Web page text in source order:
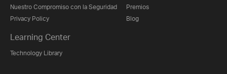
Nuestro Compromiso con la Seguridad
Privacy Policy
Premios
Blog
Learning Center
Technology Library